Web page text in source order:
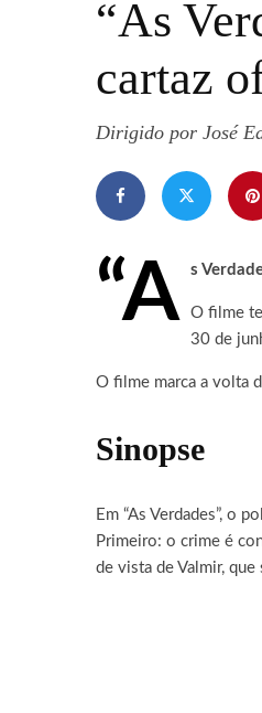
“As
cartaz
Dirigido por José
“A s
O filme
30 de
O filme marca a volta
Sinopse
Em “As Verdades”, o
Primeiro: o crime é
de vista de Valmir,